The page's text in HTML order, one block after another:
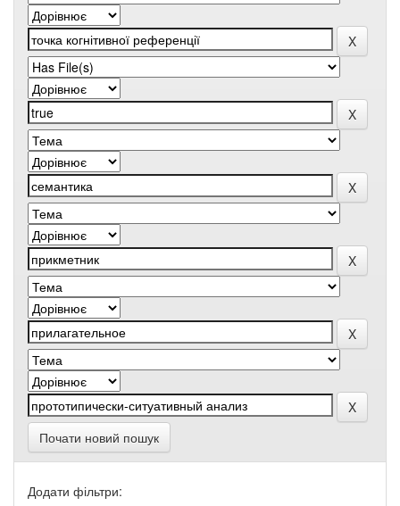
Почати новий пошук
Додати фільтри: